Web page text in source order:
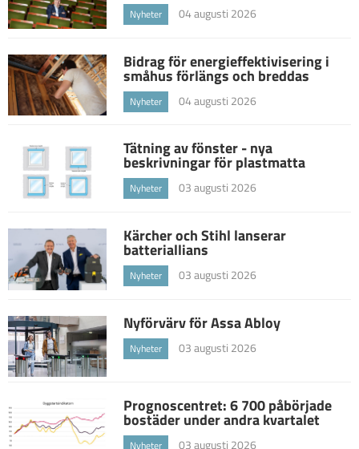
Nyheter 04 augusti 2026
Bidrag för energieffektivisering i
småhus förlängs och breddas
Nyheter 04 augusti 2026
Tätning av fönster - nya
beskrivningar för plastmatta
Nyheter 03 augusti 2026
Kärcher och Stihl lanserar
batteriallians
Nyheter 03 augusti 2026
Nyförvärv för Assa Abloy
Nyheter 03 augusti 2026
Prognoscentret: 6 700 påbörjade
bostäder under andra kvartalet
Nyheter 03 augusti 2026